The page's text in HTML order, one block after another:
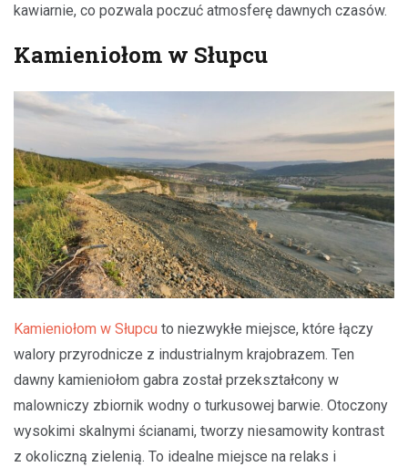
kawiarnie, co pozwala poczuć atmosferę dawnych czasów.
Kamieniołom w Słupcu
Kamieniołom w Słupcu to niezwykłe miejsce, które łączy
walory przyrodnicze z industrialnym krajobrazem. Ten
dawny kamieniołom gabra został przekształcony w
malowniczy zbiornik wodny o turkusowej barwie. Otoczony
wysokimi skalnymi ścianami, tworzy niesamowity kontrast
z okoliczną zielenią. To idealne miejsce na relaks i